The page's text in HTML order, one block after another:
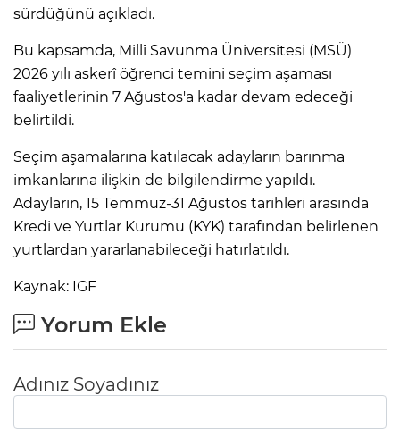
sürdüğünü açıkladı.
Bu kapsamda, Millî Savunma Üniversitesi (MSÜ)
2026 yılı askerî öğrenci temini seçim aşaması
faaliyetlerinin 7 Ağustos'a kadar devam edeceği
belirtildi.
Seçim aşamalarına katılacak adayların barınma
imkanlarına ilişkin de bilgilendirme yapıldı.
Adayların, 15 Temmuz-31 Ağustos tarihleri arasında
Kredi ve Yurtlar Kurumu (KYK) tarafından belirlenen
yurtlardan yararlanabileceği hatırlatıldı.
Kaynak: IGF
Yorum Ekle
Adınız Soyadınız